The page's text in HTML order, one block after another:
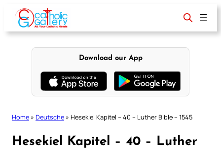
content
Download our App
Home » Deutsche » Hesekiel Kapitel – 40 – Luther Bible – 1545
Hesekiel Kapitel – 40 – Luther